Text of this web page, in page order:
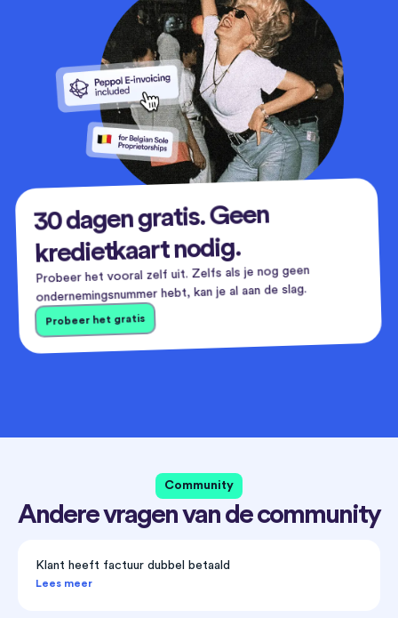
30 dagen gratis. Geen
kredietkaart nodig.
Probeer het vooral zelf uit. Zelfs als je nog geen
ondernemingsnummer hebt, kan je al aan de slag.
Probeer het gratis
Community
Andere vragen van de community
Klant heeft factuur dubbel betaald
Lees meer